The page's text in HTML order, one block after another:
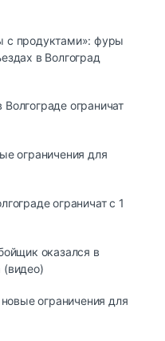
и
с продуктами»: фуры
в Волгоград
ограничат
ограничения для
ограничат с 1
оказался в
(видео)
ограничения для